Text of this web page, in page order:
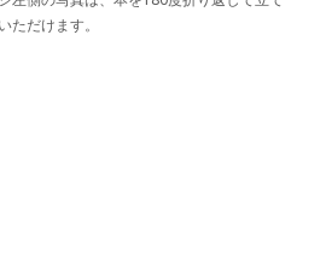
ただけます。